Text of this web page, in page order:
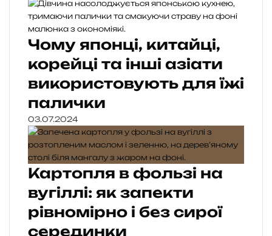
Чому японці, китайці,
корейці та інші азіати
використовують для їжі
палички
03.07.2024
Картопля в фользі на
вугіллі: як запекти
рівномірно і без сирої
серединки